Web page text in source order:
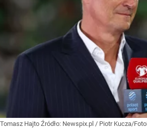
Tomasz Hajto Źródło: Newspix.pl / Piotr Kucza/